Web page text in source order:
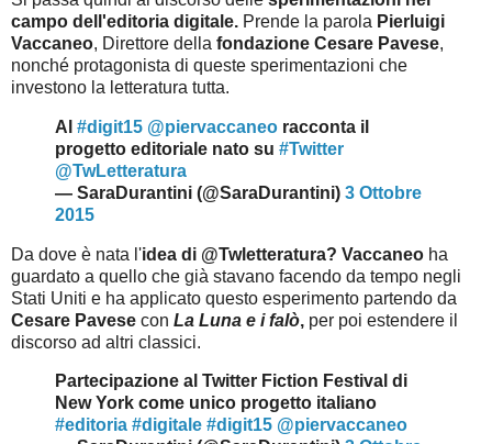
campo dell'editoria digitale. Prende la parola Pierluigi
Vaccaneo, Direttore della fondazione Cesare Pavese,
nonché protagonista di queste sperimentazioni che
investono la letteratura tutta.
Al #digit15 @piervaccaneo racconta il
progetto editoriale nato su #Twitter
@TwLetteratura
— SaraDurantini (@SaraDurantini) 3 Ottobre
2015
Da dove è nata l'idea di @Twletteratura? Vaccaneo ha
guardato a quello che già stavano facendo da tempo negli
Stati Uniti e ha applicato questo esperimento partendo da
Cesare Pavese con La Luna e i falò, per poi estendere il
discorso ad altri classici.
Partecipazione al Twitter Fiction Festival di
New York come unico progetto italiano
#editoria #digitale #digit15 @piervaccaneo